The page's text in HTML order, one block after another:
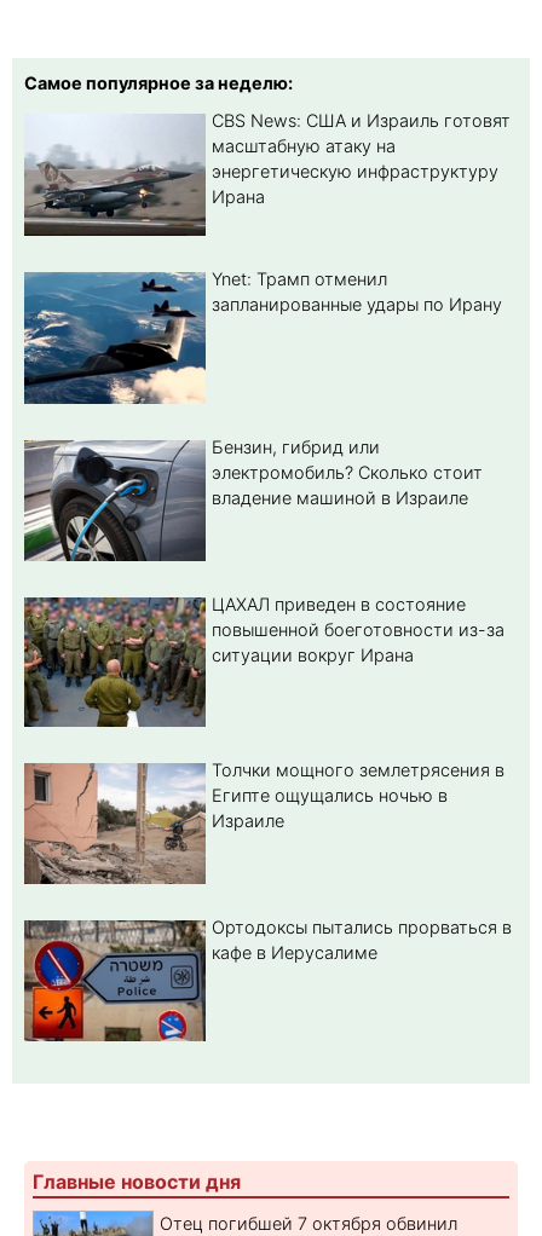
Самое популярное за неделю:
CBS News: США и Израиль готовят
масштабную атаку на
энергетическую инфраструктуру
Ирана
Ynet: Трамп отменил
запланированные удары по Ирану
Бензин, гибрид или
электромобиль? Cколько стоит
владение машиной в Израиле
ЦАХАЛ приведен в состояние
повышенной боеготовности из-за
ситуации вокруг Ирана
Толчки мощного землетрясения в
Египте ощущались ночью в
Израиле
Ортодоксы пытались прорваться в
кафе в Иерусалиме
Главные новости дня
Отец погибшей 7 октября обвинил